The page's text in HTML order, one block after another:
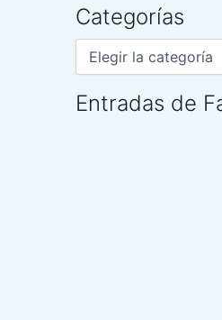
Categorías
Entradas de